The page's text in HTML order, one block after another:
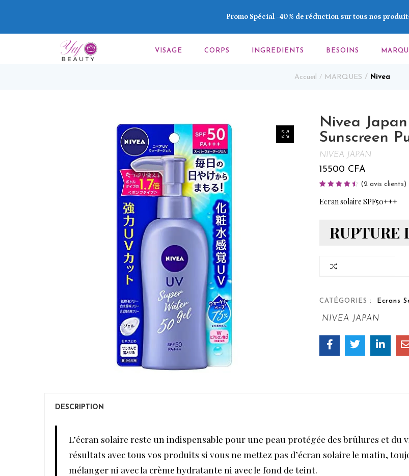
VISAGE CORPS INGREDIENTS BESOINS
Accueil MARQUES Nivea
Nivea
Sunscreen
NIVEA JAPAN
15500 CFA
sur 5 basé
(2 avis clients)
Ecran solaire SPF50+++
RUPTURE
CATÉGORIES : Ecrans
NIVEA JAPAN
DESCRIPTION
L’écran solaire reste un indispensable pour une peau protégée des brûlures et du
résultats avec tous vos produits si vous ne mettez pas d’écran solaire le matin,
mélanger ni avec la crème hydratante ni avec le fond de teint.
Promo Spécial -40% de réduction sur tous nos